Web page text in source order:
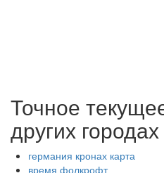
Точное
других городах
германия кронах карта
время фолкрофт